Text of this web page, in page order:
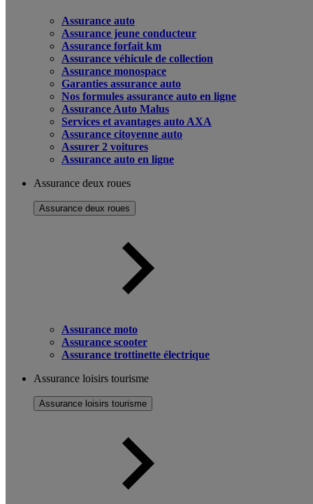
Assurance auto
Assurance jeune conducteur
Assurance forfait km
Assurance véhicule de collection
Assurance monospace
Garanties assurance auto
Nos formules assurance auto en ligne
Assurance Auto Malus
Services et avantages auto AXA
Assurance citoyenne auto
Assurer 2 voitures
Assurance auto en ligne
Assurance deux roues
Assurance deux roues
Assurance moto
Assurance scooter
Assurance trottinette électrique
Assurance loisirs tourisme
Assurance loisirs tourisme